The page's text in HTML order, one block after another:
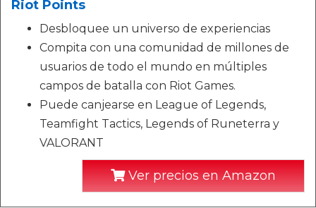
Riot Points
Desbloquee un universo de experiencias
Compita con una comunidad de millones de
usuarios de todo el mundo en múltiples
campos de batalla con Riot Games.
Puede canjearse en League of Legends,
Teamfight Tactics, Legends of Runeterra y
VALORANT
Ver precios en Amazon